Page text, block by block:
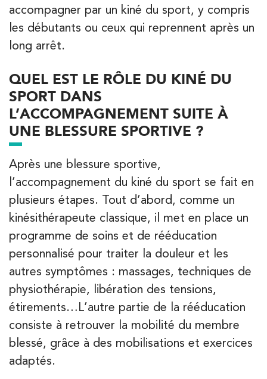
accompagner par un kiné du sport, y compris
les débutants ou ceux qui reprennent après un
long arrêt.
QUEL EST LE RÔLE DU KINÉ DU
SPORT DANS
L’ACCOMPAGNEMENT SUITE À
UNE BLESSURE SPORTIVE ?
Après une blessure sportive,
l’accompagnement du kiné du sport se fait en
plusieurs étapes. Tout d’abord, comme un
kinésithérapeute classique, il met en place un
programme de soins et de rééducation
personnalisé pour traiter la douleur et les
autres symptômes : massages, techniques de
physiothérapie, libération des tensions,
étirements…L’autre partie de la rééducation
consiste à retrouver la mobilité du membre
blessé, grâce à des mobilisations et exercices
adaptés.
1 Rue Cassette 75006 Paris
1 Rue Cassette 75006 Paris
01 42 84 06 95
IK Boulogne – 92
3 Av. André Morizet 92100 Boulogne-
Billancourt
3 Av. André Morizet 92100 Boulogne-Billancourt
01 48 25 34 79
PRENEZ RDV SUR
Kinésithérapie
IK Paris 17 – Villiers
68 Av. de Villiers 75017 Paris
68 Av. de Villiers 75017 Paris
Kinésithérapie Balnéothérapie